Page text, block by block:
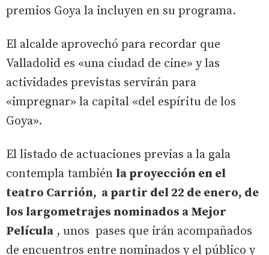
premios Goya la incluyen en su programa.
El alcalde aprovechó para recordar que
Valladolid es «una ciudad de cine» y las
actividades previstas servirán para
«impregnar» la capital «del espíritu de los
Goya».
El listado de actuaciones previas a la gala
contempla también la proyección en el
teatro Carrión, a partir del 22 de enero, de
los largometrajes nominados a Mejor
Película , unos pases que irán acompañados
de encuentros entre nominados y el público y